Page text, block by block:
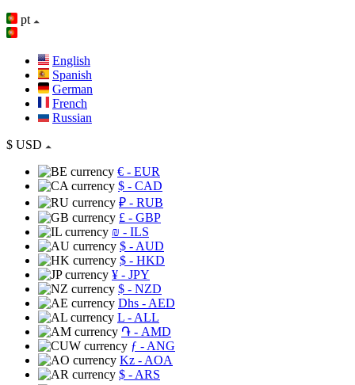
pt
English
Spanish
German
French
Russian
$ USD
€ - EUR
$ - CAD
₽ - RUB
£ - GBP
₪ - ILS
$ - AUD
$ - HKD
¥ - JPY
$ - NZD
Dhs - AED
L - ALL
֏ - AMD
ƒ - ANG
Kz - AOA
$ - ARS